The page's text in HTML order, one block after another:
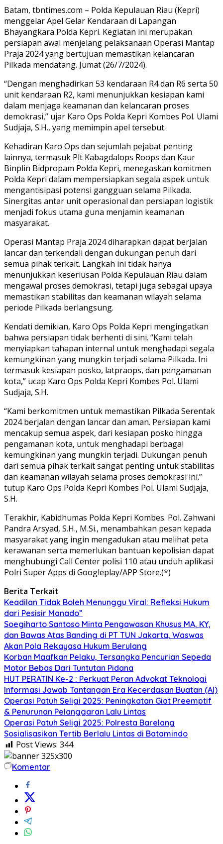
Batam, tbntimes.com – Polda Kepulauan Riau (Kepri)
menggelar Apel Gelar Kendaraan di Lapangan
Bhayangkara Polda Kepri. Kegiatan ini merupakan
persiapan awal menjelang pelaksanaan Operasi Mantap
Praja 2024 yang bertujuan memastikan kelancaran
Pilkada mendatang. Jumat (26/7/2024).
“Dengan menghadirkan 53 kendaraan R4 dan R6 serta 50
unit kendaraan R2, kami menunjukkan kesiapan kami
dalam menjaga keamanan dan kelancaran proses
demokrasi,” ujar Karo Ops Polda Kepri Kombes Pol. Ulami
Sudjaja, S.H., yang memimpin apel tersebut.
Kehadiran Karo Ops dan sejumlah pejabat penting
lainnya, termasuk Plt Kabagdalops Roops dan Kaur
Binplin Bidpropam Polda Kepri, menegaskan komitmen
Polda Kepri dalam mempersiapkan segala aspek untuk
mengantisipasi potensi gangguan selama Pilkada.
Sinergitas antar unit operasional dan persiapan logistik
menjadi fokus utama guna menjamin keamanan
masyarakat.
Operasi Mantap Praja 2024 diharapkan dapat berjalan
lancar dan terkendali dengan dukungan penuh dari
semua pihak terkait. Langkah ini tidak hanya
menunjukkan keseriusan Polda Kepulauan Riau dalam
mengawal proses demokrasi, tetapi juga sebagai upaya
memastikan stabilitas dan keamanan wilayah selama
periode Pilkada berlangsung.
Kendati demikian, Karo Ops Polda Kepri mengingatkan
bahwa persiapan tidak berhenti di sini. “Kami telah
menyiapkan tahapan internal untuk menghadapi segala
kemungkinan yang mungkin terjadi selama Pilkada. Ini
termasuk kesiapan posko, latpraops, dan pengamanan
kota,” ucap Karo Ops Polda Kepri Kombes Pol. Ulami
Sudjaja, S.H.
“Kami berkomitmen untuk memastikan Pilkada Serentak
2024 berjalan dengan lancar dan aman. Persiapan kami
mencakup semua aspek, dari kesiapan posko hingga
pengamanan kota, untuk menghadapi berbagai
kemungkinan yang mungkin terjadi. Dukungan penuh
dari semua pihak terkait sangat penting untuk stabilitas
dan keamanan wilayah selama proses demokrasi ini.”
tutup Karo Ops Polda Kepri Kombes Pol. Ulami Sudjaja,
S.H.
Terakhir, Kabidhumas Polda Kepri Kombes. Pol. Zahwani
Pandra Arsyad, S.H., M.Si., menambahkan pesan kepada
masyarakat yang ingin mengadukan atau melihat peta
kerawanan serta memerlukan bantuan kepolisian dapat
menghubungi Call Center polisi 110 atau unduh aplikasi
Polri Super Apps di Googleplay/APP Store.(*)
Berita Terkait
Keadilan Tidak Boleh Menunggu Viral: Refleksi Hukum
dari Pesisir Manado”
Soegiharto Santoso Minta Pengawasan Khusus MA, KY,
dan Bawas Atas Banding di PT TUN Jakarta, Waswas
Akan Pola Rekayasa Hukum Berulang
Korban Maafkan Pelaku, Tersangka Pencurian Sepeda
Motor Bebas Dari Tuntutan Pidana
HUT PERATIN Ke-2 : Perkuat Peran Advokat Teknologi
Informasi Jawab Tantangan Era Kecerdasan Buatan (AI)
Operasi Patuh Seligi 2025: Peningkatan Giat Preemptif
& Penurunan Pelanggaran Lalu Lintas
Operasi Patuh Seligi 2025: Polresta Barelang
Sosialisasikan Tertib Berlalu Lintas di Batamindo
Post Views: 344
Komentar